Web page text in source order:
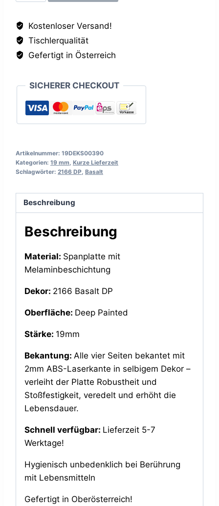
MengeKostenloser Versand!
Tischlerqualität
Gefertigt in Österreich
SICHERER CHECKOUT
Artikelnummer: 19DEKS00390
Kategorien: 19 mm Kurze Lieferzeit
Schlagwörter: 2166 DP Basalt
Beschreibung
Beschreibung
Material: Spanplatte mit
Melaminbeschichtung
Dekor: 2166 Basalt DP
Oberfläche: Deep Painted
Stärke: 19mm
Bekantung: Alle vier Seiten bekantet mit
2mm ABS-Laserkante in selbigem Dekor –
verleiht der Platte Robustheit und
Stoßfestigkeit, veredelt und erhöht die
Lebensdauer.
Schnell verfügbar: Lieferzeit 5-7
Werktage!
Hygienisch unbedenklich bei Berührung
mit Lebensmitteln
Gefertigt in Oberösterreich!